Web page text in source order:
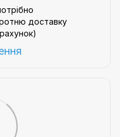
доставку